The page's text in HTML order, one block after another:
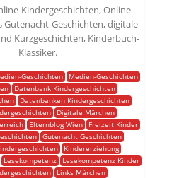
Kindergeschichten, Online-
Gutenacht-Geschichten, digitale
Kurzgeschichten, Kinderbuch-
Klassiker.
Geschichten
Medien-Geschichten
Datenbank Kindergeschichten
Datenbanken Kindergeschichten
Digitale Märchen
Elternblog Wien
Freizeit Kinder
Gutenacht Geschichten
Kindererziehung
Lesekompetenz
Lesekompetenz Kinder
Links Märchen